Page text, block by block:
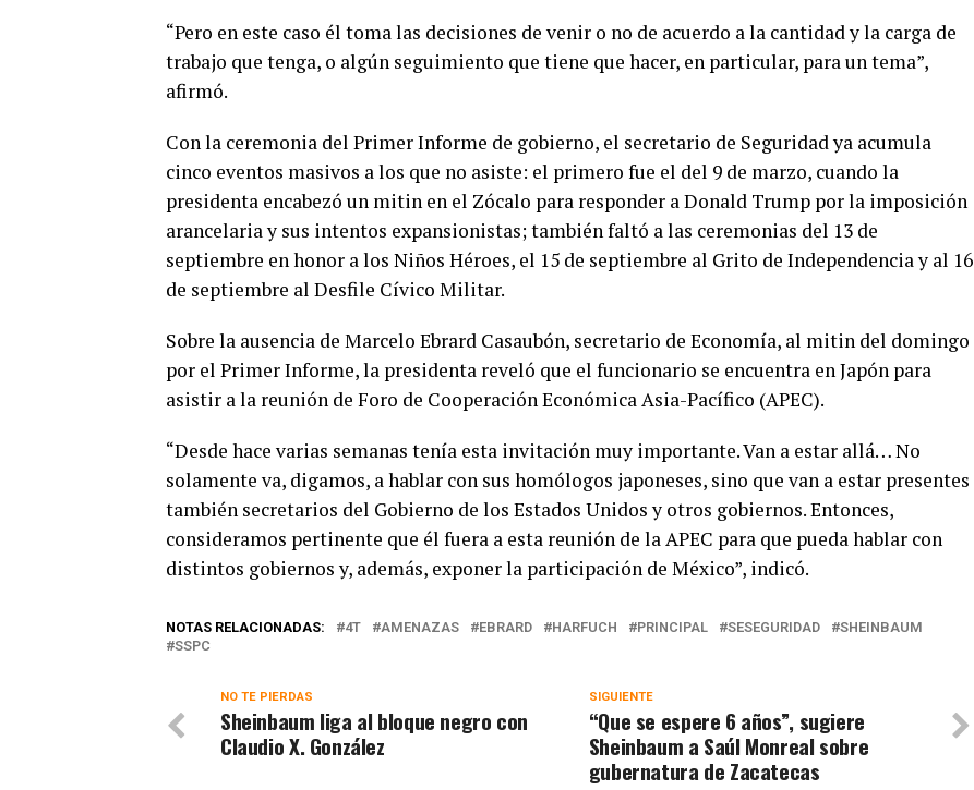
“Pero en este caso él toma las decisiones de venir o no de acuerdo a la cantidad y la carga de
trabajo que tenga, o algún seguimiento que tiene que hacer, en particular, para un tema”,
afirmó.
Con la ceremonia del Primer Informe de gobierno, el secretario de Seguridad ya acumula
cinco eventos masivos a los que no asiste: el primero fue el del 9 de marzo, cuando la
presidenta encabezó un mitin en el Zócalo para responder a Donald Trump por la imposición
arancelaria y sus intentos expansionistas; también faltó a las ceremonias del 13 de
septiembre en honor a los Niños Héroes, el 15 de septiembre al Grito de Independencia y al 16
de septiembre al Desfile Cívico Militar.
Sobre la ausencia de Marcelo Ebrard Casaubón, secretario de Economía, al mitin del domingo
por el Primer Informe, la presidenta reveló que el funcionario se encuentra en Japón para
asistir a la reunión de Foro de Cooperación Económica Asia-Pacífico (APEC).
“Desde hace varias semanas tenía esta invitación muy importante. Van a estar allá… No
solamente va, digamos, a hablar con sus homólogos japoneses, sino que van a estar presentes
también secretarios del Gobierno de los Estados Unidos y otros gobiernos. Entonces,
consideramos pertinente que él fuera a esta reunión de la APEC para que pueda hablar con
distintos gobiernos y, además, exponer la participación de México”, indicó.
NOTAS RELACIONADAS: 4T AMENAZAS EBRARD HARFUCH PRINCIPAL SESEGURIDAD
SHEINBAUM
SSPC
SIGUIENTE
“Que se espere 6 años”, sugiere
Sheinbaum a Saúl Monreal sobre
gubernatura de Zacatecas
NO TE PIERDAS
Sheinbaum liga al bloque negro con
Claudio X. González